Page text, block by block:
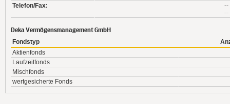
Telefon/Fax:
--
--
Deka Vermögensmanagement GmbH
Fondstyp
Aktienfonds
Laufzeitfonds
Mischfonds
wertgesicherte Fonds